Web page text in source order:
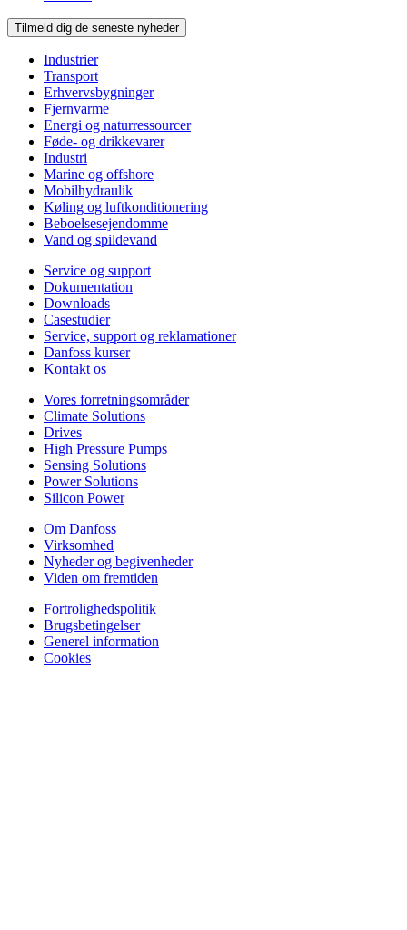
Tilmeld dig de seneste nyheder
Industrier
Transport
Erhvervsbygninger
Fjernvarme
Energi og naturressourcer
Føde- og drikkevarer
Industri
Marine og offshore
Mobilhydraulik
Køling og luftkonditionering
Beboelsesejendomme
Vand og spildevand
Service og support
Dokumentation
Downloads
Casestudier
Service, support og reklamationer
Danfoss kurser
Kontakt os
Vores forretningsområder
Climate Solutions
Drives
High Pressure Pumps
Sensing Solutions
Power Solutions
Silicon Power
Om Danfoss
Virksomhed
Nyheder og begivenheder
Viden om fremtiden
Fortrolighedspolitik
Brugsbetingelser
Generel information
Cookies